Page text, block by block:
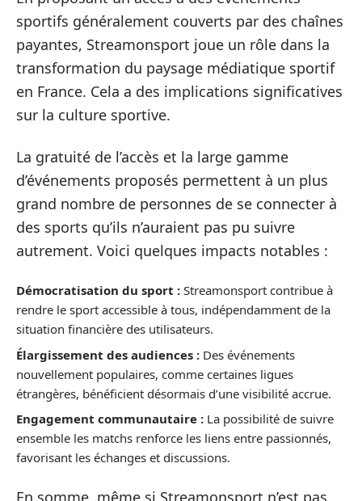
sportifs généralement couverts par des chaînes
payantes, Streamonsport joue un rôle dans la
transformation du paysage médiatique sportif
en France. Cela a des implications significatives
sur la culture sportive.
La gratuité de l’accès et la large gamme
d’événements proposés permettent à un plus
grand nombre de personnes de se connecter à
des sports qu’ils n’auraient pas pu suivre
autrement. Voici quelques impacts notables :
Démocratisation du sport : Streamonsport contribue à
rendre le sport accessible à tous, indépendamment de la
situation financière des utilisateurs.
Élargissement des audiences : Des événements
nouvellement populaires, comme certaines ligues
étrangères, bénéficient désormais d’une visibilité accrue.
Engagement communautaire : La possibilité de suivre
ensemble les matchs renforce les liens entre passionnés,
favorisant les échanges et discussions.
En somme, même si Streamonsport n’est pas